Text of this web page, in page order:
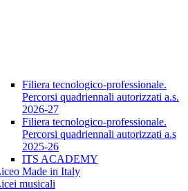
Filiera tecnologico-professionale.
Percorsi quadriennali autorizzati a.s.
2026-27
Filiera tecnologico-professionale.
Percorsi quadriennali autorizzati a.s
2025-26
ITS ACADEMY
Made in Italy
musicali